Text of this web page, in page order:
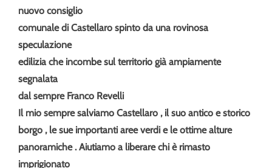
nuovo consiglio
comunale di Castellaro spinto da una rovinosa
speculazione
edilizia che incombe sul territorio già ampiamente
segnalata
dal sempre Franco Revelli
Il mio sempre salviamo Castellaro , il suo antico e storico
borgo , le sue importanti aree verdi e le ottime alture
panoramiche . Aiutiamo a liberare chi è rimasto
imprigionato